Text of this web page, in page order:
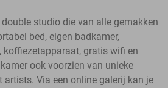
studio die van alle gemakken
bed, eigen badkamer,
koffiezetapparaat, gratis wifi en
ook voorzien van unieke
artists. Via een online galerij kan je